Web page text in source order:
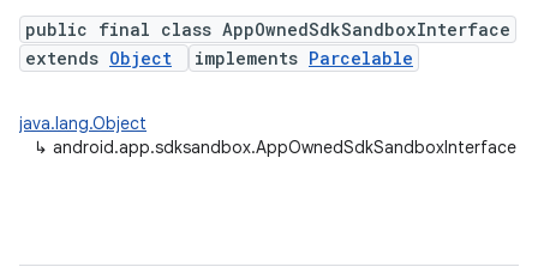
public final class AppOwnedSdkSandboxInterface
extends Object implements Parcelable
java.lang.Object
↳ android.app.sdksandbox.AppOwnedSdkSandboxInterface